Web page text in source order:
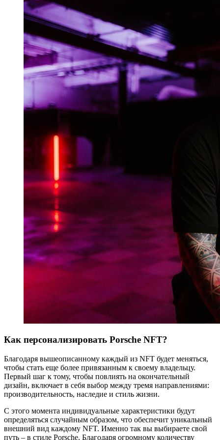
Как персонализировать Porsche NFT?
Благодаря вышеописанному каждый из NFT будет меняться,
чтобы стать еще более привязанным к своему владельцу.
Первый шаг к тому, чтобы повлиять на окончательный
дизайн, включает в себя выбор между тремя направлениями:
производительность, наследие и стиль жизни.
С этого момента индивидуальные характеристики будут
определяться случайным образом, что обеспечит уникальный
внешний вид каждому NFT. Именно так вы выбираете свой
путь – в стиле Porsche. Благодаря огромному количеству